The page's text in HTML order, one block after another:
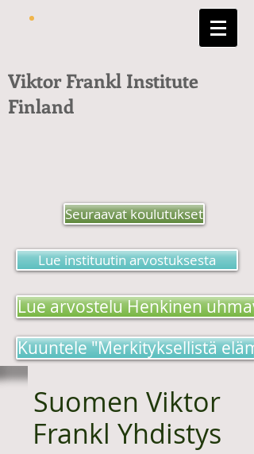
Viktor Frankl Institute
Finland
Seuraavat koulutukset
Lue instituutin arvostuksesta
Lue arvostelu Henkinen
Kuuntele "Merkityksellistä
Suomen Viktor
Frankl Yhdistys